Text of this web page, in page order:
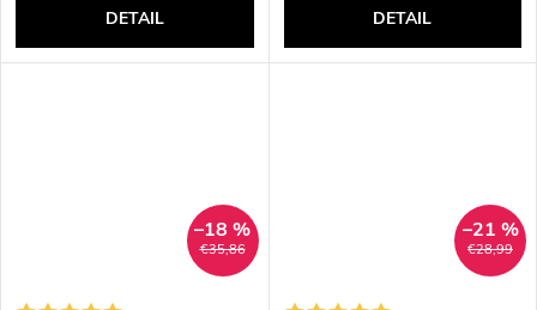
DETAIL DETAIL
€35,86
–18 %
€28,99
–21 %